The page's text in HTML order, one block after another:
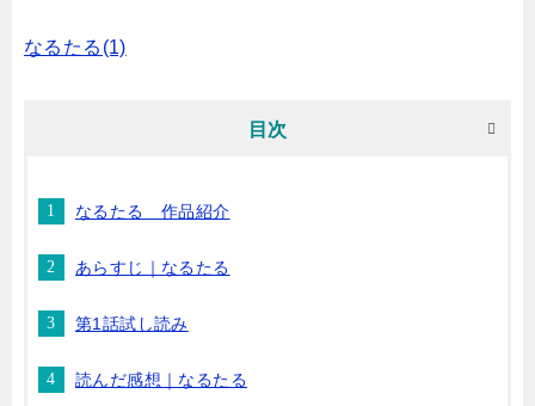
なるたる(1)
目次
なるたる 作品紹介
あらすじ｜なるたる
第1話試し読み
読んだ感想｜なるたる